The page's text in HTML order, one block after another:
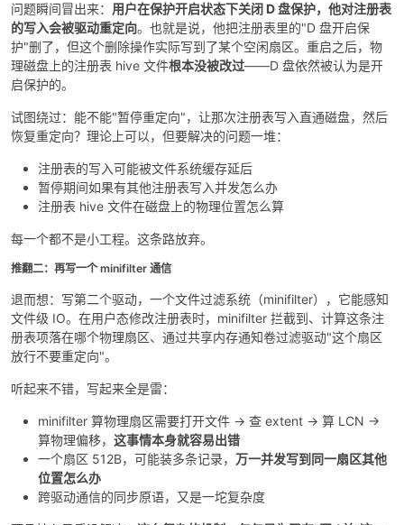
问题瞬间冒出来： 用户在保护开启状态下关闭 D 盘保护，他对注册表
的写入会被驱动重定向。也就是说，他把注册表里的"D 盘开启保
护"删了，但这个删除操作实际写到了某个空闲扇区。重启之后，物
理磁盘上的注册表 hive 文件根本没被改过——D 盘依然被认为是开
启保护的。
试图绕过：能不能"暂停重定向"，让那次注册表写入直通磁盘，然后
恢复重定向？理论上可以，但要解决的问题一堆：
注册表的写入可能被文件系统缓存延后
暂停期间如果有其他注册表写入并发怎么办
注册表 hive 文件在磁盘上的物理位置怎么算
每一个都不是小工程。这条路放弃。
推翻二：再写一个 minifilter 通信
退而想：写第二个驱动，一个文件过滤系统（minifilter），它能感知
文件级 IO。在用户态修改注册表时，minifilter 拦截到、计算这条注
册表项落在哪个物理扇区、通过共享内存通知卷过滤驱动"这个扇区
放行不要重定向"。
听起来不错，写起来全是雷：
minifilter 算物理扇区需要打开文件 → 查 extent → 算 LCN →
算物理偏移， 这事情本身就容易出错
一个扇区 512B，可能装多条记录， 万一并发写到同一扇区其他
位置怎么办
跨驱动通信的同步原语，又是一坨复杂度